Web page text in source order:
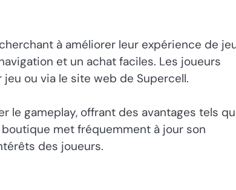
à améliorer leur expérience de
et un achat faciles. Les joueurs
ou via le site web de Supercell.
le gameplay, offrant des avantages tels
met fréquemment à jour son
des joueurs.